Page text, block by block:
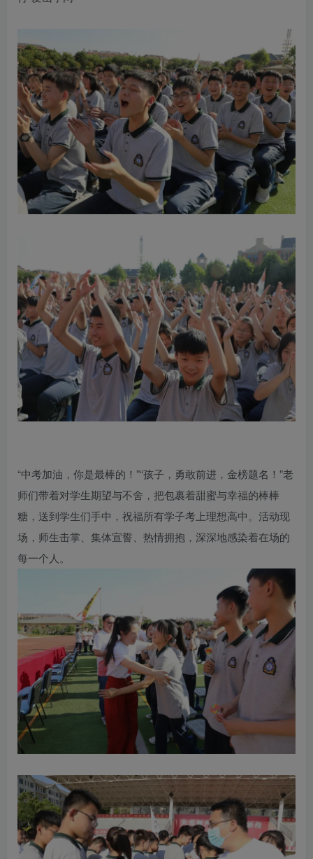
“中考加油，你是最棒的！”“孩子，勇敢前进，金榜题名！”老
师们带着对学生期望与不舍，把包裹着甜蜜与幸福的棒棒
糖，送到学生们手中，祝福所有学子考上理想高中。活动现
场，师生击掌、集体宣誓、热情拥抱，深深地感染着在场的
每一个人。